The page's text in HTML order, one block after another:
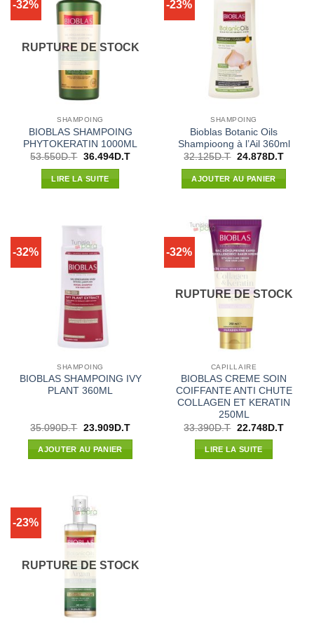
-32%
RUPTURE DE STOCK
SHAMPOING
BIOBLAS SHAMPOING
PHYTOKERATIN 1000ML
53.550D.T Le
initial
était :
36.494D.TLe
LIRE LA SUITE
-23%
SHAMPOING
Bioblas Botanic Oils
Shampioong à l’Ail 360ml
32.125D.T Le
initial
était :
24.878D.TLe
AJOUTER AU PANIER
-32%
SHAMPOING
BIOBLAS SHAMPOING IVY
PLANT 360ML
35.090D.T Le
initial
était :
23.909D.TLe
AJOUTER AU PANIER
-32%
RUPTURE DE STOCK
CAPILLAIRE
BIOBLAS CREME SOIN
COIFFANTE ANTI CHUTE
COLLAGEN ET KERATIN
250ML
33.390D.T Le
initial
était :
22.748D.TLe
LIRE LA SUITE
-23%
RUPTURE DE STOCK